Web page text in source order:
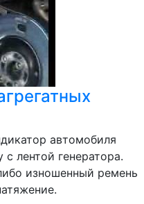
автомобиля
лентой генератора.
изношенный ремень